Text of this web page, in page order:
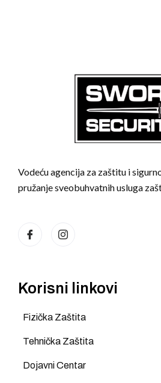
Vodeću agencija za zaštitu i
pružanje sveobuhvatnih usluga
Korisni linkovi
Fizička Zaštita
Tehnička Zaštita
Dojavni Centar